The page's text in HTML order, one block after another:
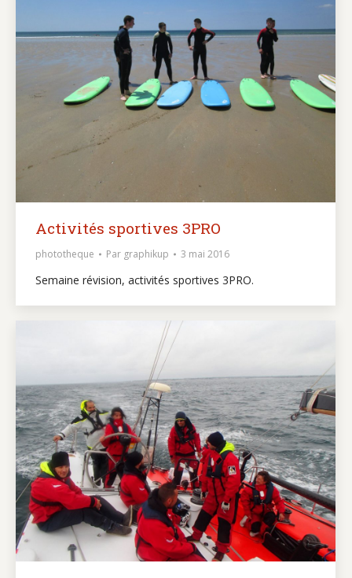
Activités sportives 3PRO
phototheque Par graphikup 3 mai 2016
Semaine révision, activités sportives 3PRO.